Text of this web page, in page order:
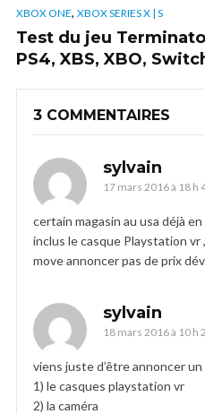
XBOX ONE, XBOX SERIES X | S
Test du jeu
PS4, XBS, XBO,
3 COMMENTAIRES
sylvain
17 mars 2016 à 18 h
certain magasin au usa déjà
inclus le casque Playstation vr
move annoncer pas de prix
sylvain
18 mars 2016 à 10 h
viens juste d’être annoncer
1) le casques playstation vr
2) la caméra